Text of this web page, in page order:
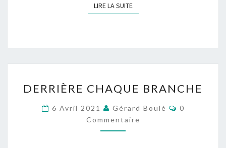
LIRE LA SUITELIRE LA SUITE
CHAQUE
BRANCHE
DERRIÈRE CHAQUE BRANCHE
6 Avril 2021 Gérard Boulé
0
Commentaire